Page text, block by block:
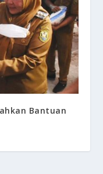
Bantuan